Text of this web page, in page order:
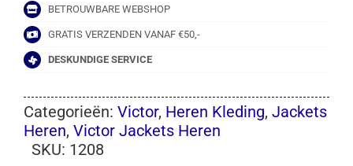
BETROUWBARE WEBSHOP
GRATIS VERZENDEN VANAF €50,-
DESKUNDIGE SERVICE
Categorieën: Victor, Heren Kleding, Jackets
Heren, Victor Jackets Heren
SKU: 1208